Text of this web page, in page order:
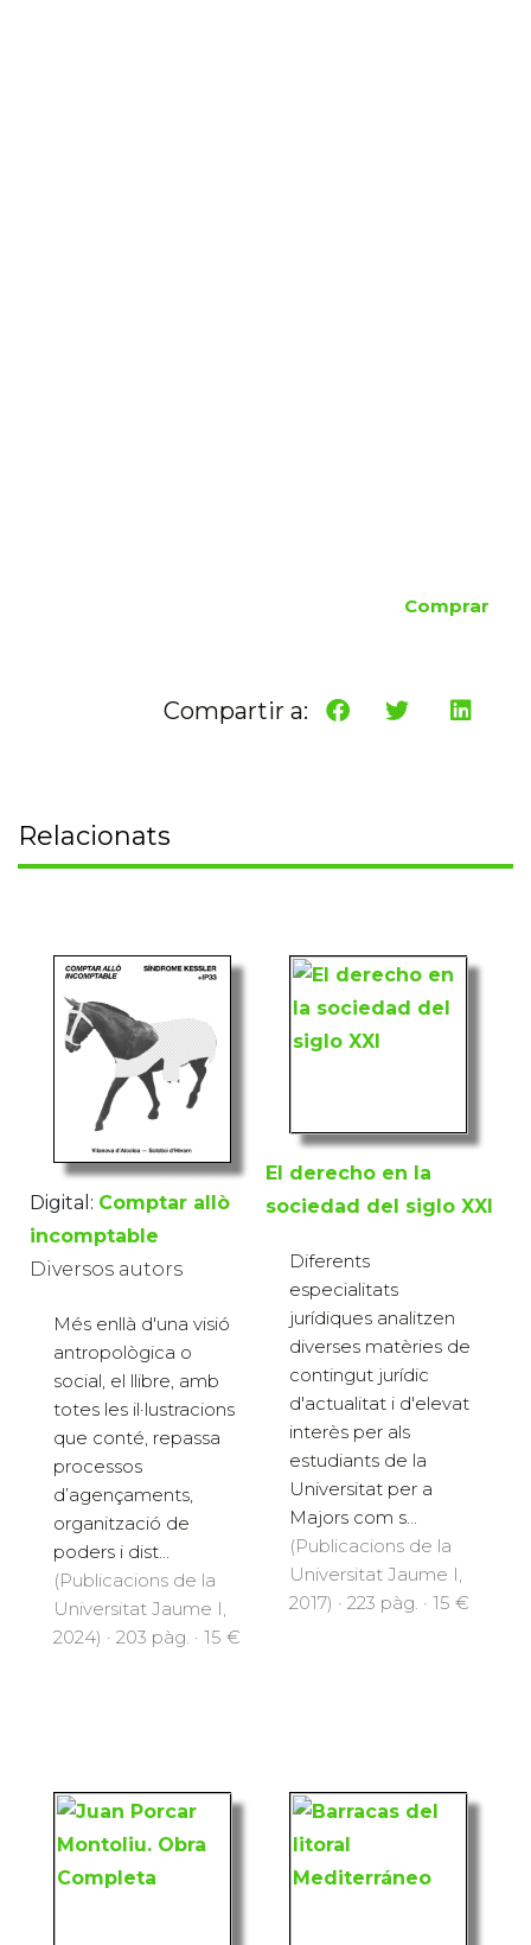
Comprar
Compartir a:
Relacionats
Digital: Comptar allò
incomptable
Diversos autors
Més enllà d'una visió
antropològica o
social, el llibre, amb
totes les il·lustracions
que conté, repassa
processos
d’agençaments,
organització de
poders i dist...
(Publicacions de la
Universitat Jaume I,
2024) · 203 pàg. · 15 €
El derecho en la
sociedad del siglo XXI
Diferents
especialitats
jurídiques analitzen
diverses matèries de
contingut jurídic
d'actualitat i d'elevat
interès per als
estudiants de la
Universitat per a
Majors com s...
(Publicacions de la
Universitat Jaume I,
2017) · 223 pàg. · 15 €